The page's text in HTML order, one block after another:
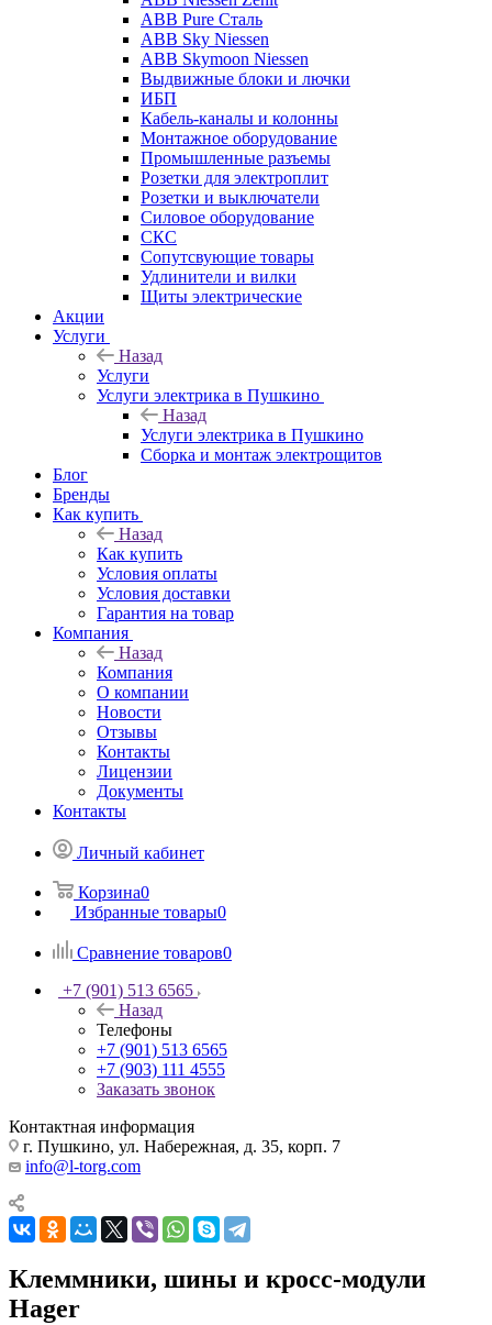
ABB Pure Сталь
ABB Sky Niessen
ABB Skymoon Niessen
Выдвижные блоки и лючки
ИБП
Кабель-каналы и колонны
Монтажное оборудование
Промышленные разъемы
Розетки для электроплит
Розетки и выключатели
Силовое оборудование
СКС
Сопутсвующие товары
Удлинители и вилки
Щиты электрические
Акции
Услуги
Назад
Услуги
Услуги электрика в Пушкино
Назад
Услуги электрика в Пушкино
Сборка и монтаж электрощитов
Блог
Бренды
Как купить
Назад
Как купить
Условия оплаты
Условия доставки
Гарантия на товар
Компания
Назад
Компания
О компании
Новости
Отзывы
Контакты
Лицензии
Документы
Контакты
Личный кабинет
Корзина0
Избранные товары0
Сравнение товаров0
+7 (901) 513 6565
Назад
Телефоны
+7 (901) 513 6565
+7 (903) 111 4555
Заказать звонок
Контактная информация
г. Пушкино, ул. Набережная, д. 35, корп. 7
info@l-torg.com
Клеммники, шины и кросс-модули
Hager